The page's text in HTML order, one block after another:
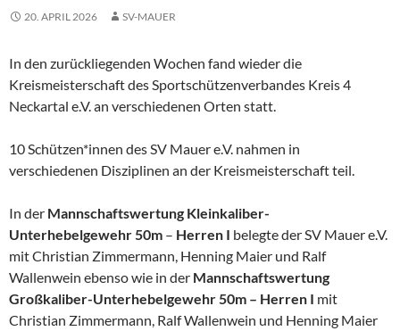
20. APRIL 2026 SV-MAUER
In den zurückliegenden Wochen fand wieder die
Kreismeisterschaft des Sportschützenverbandes Kreis 4
Neckartal e.V. an verschiedenen Orten statt.
10 Schützen*innen des SV Mauer e.V. nahmen in
verschiedenen Disziplinen an der Kreismeisterschaft teil.
In der Mannschaftswertung Kleinkaliber-
Unterhebelgewehr 50m – Herren I belegte der SV Mauer e.V.
mit Christian Zimmermann, Henning Maier und Ralf
Wallenwein ebenso wie in der Mannschaftswertung
Großkaliber-Unterhebelgewehr 50m – Herren I mit
Christian Zimmermann, Ralf Wallenwein und Henning Maier